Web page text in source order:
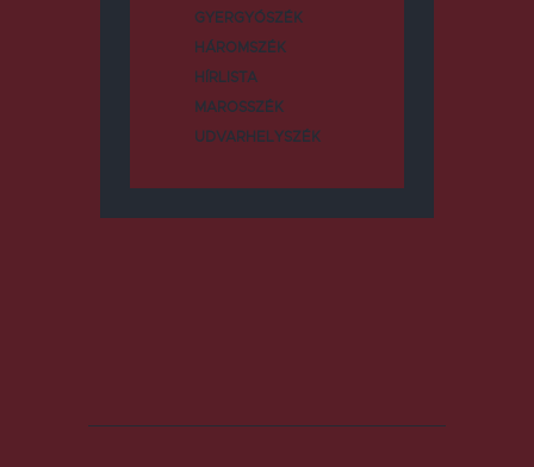
GYERGYÓSZÉK
HÁROMSZÉK
HÍRLISTA
MAROSSZÉK
UDVARHELYSZÉK